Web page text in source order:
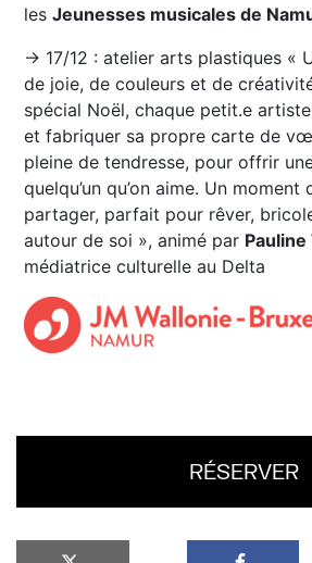
lesJeunesses musicales de
→ 17/12 : atelier arts plastiques «
de joie, de couleurs et de
spécial Noël, chaque petit.e
et fabriquer sa propre carte de
pleine de tendresse, pour offrir
quelqu’un qu’on aime. Un
partager, parfait pour rêver,
autour de soi », animé par
médiatrice culturelle au Delta
RÉSERVER